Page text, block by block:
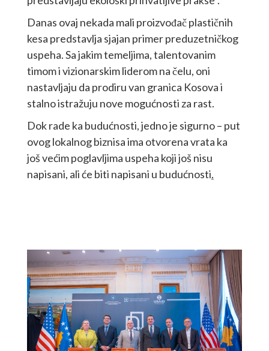
Danas ovaj nekada mali proizvođač plastičnih
kesa predstavlja sjajan primer preduzetničkog
uspeha. Sa jakim temeljima, talentovanim
timom i vizionarskim liderom na čelu, oni
nastavljaju da prodiru van granica Kosova i
stalno istražuju nove mogućnosti za rast.
Dok rade ka budućnosti, jedno je sigurno – put
ovog lokalnog biznisa ima otvorena vrata ka
još većim poglavljima uspeha koji još nisu
napisani, ali će biti napisani u budućnosti.